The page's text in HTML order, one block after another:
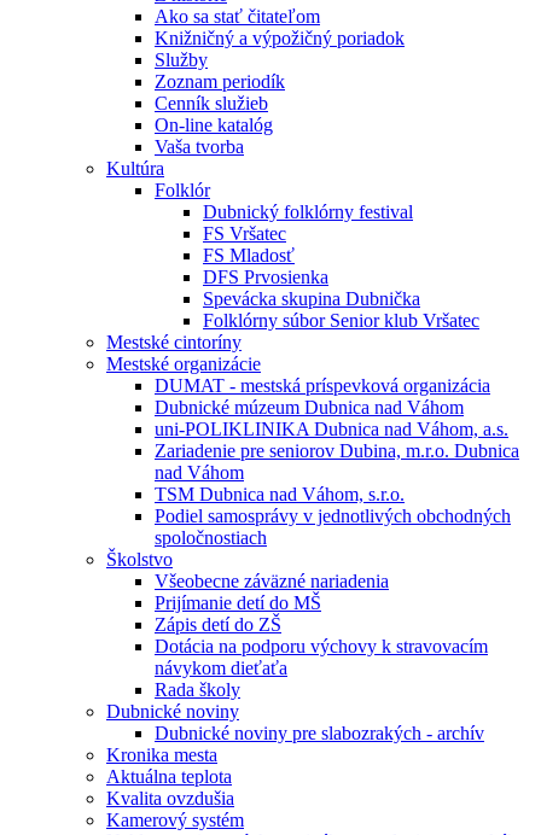
Ako sa stať čitateľom
Knižničný a výpožičný poriadok
Služby
Zoznam periodík
Cenník služieb
On-line katalóg
Vaša tvorba
Kultúra
Folklór
Dubnický folklórny festival
FS Vršatec
FS Mladosť
DFS Prvosienka
Spevácka skupina Dubnička
Folklórny súbor Senior klub Vršatec
Mestské cintoríny
Mestské organizácie
DUMAT - mestská príspevková organizácia
Dubnické múzeum Dubnica nad Váhom
uni-POLIKLINIKA Dubnica nad Váhom, a.s.
Zariadenie pre seniorov Dubina, m.r.o. Dubnica
nad Váhom
TSM Dubnica nad Váhom, s.r.o.
Podiel samosprávy v jednotlivých obchodných
spoločnostiach
Školstvo
Všeobecne záväzné nariadenia
Prijímanie detí do MŠ
Zápis detí do ZŠ
Dotácia na podporu výchovy k stravovacím
návykom dieťaťa
Rada školy
Dubnické noviny
Dubnické noviny pre slabozrakých - archív
Kronika mesta
Aktuálna teplota
Kvalita ovzdušia
Kamerový systém